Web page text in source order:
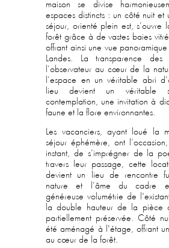
maison se divise
espaces distincts : un côté nuit et
séjour, orienté plein est, s’ouvre
forêt grâce à de vastes baies
offrant ainsi une vue panoramique
Landes. La transparence des
l’observateur au cœur de la
l’espace en un véritable abri
lieu devient un véritable
contemplation, une invitation à
faune et la flore environnantes.
Les vacanciers, ayant loué la
séjour éphémère, ont
instant, de s’imprégner de la
travers leur passage, cette
devient un lieu de rencontre
nature et l’âme du cadre
généreuse volumétrie de
la double hauteur de la pièce
partiellement préservée. Côté
été aménagé à l'étage, offrant
au cœur de la forêt.